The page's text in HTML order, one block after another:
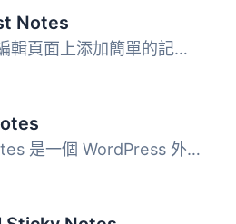
Notes
功能 在文章編輯頁面上添加簡單的記事區段 在文章表格中添加...
WPDash Notes 是一個 WordPress 外掛，允許您在 WordPress 的...